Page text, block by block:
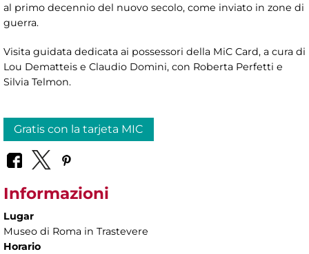
al primo decennio del nuovo secolo, come inviato in zone di
guerra.
Visita guidata dedicata ai possessori della MiC Card, a cura di
Lou Dematteis e Claudio Domini, con Roberta Perfetti e
Silvia Telmon.
Gratis con la tarjeta MIC
Informazioni
Lugar
Museo di Roma in Trastevere
Horario